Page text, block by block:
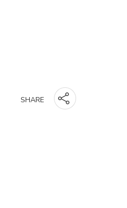
SHARE